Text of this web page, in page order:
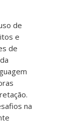
de
e
de
na